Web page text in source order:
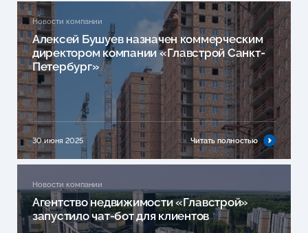
Новости компании
Алексей Бушуев назначен коммерческим
директором компании «Главстрой Санкт-
Петербург»
30 июня 2025 Читать полностью
Новости компании
Агентство недвижимости «Главстрой»
запустило чат-бот для клиентов